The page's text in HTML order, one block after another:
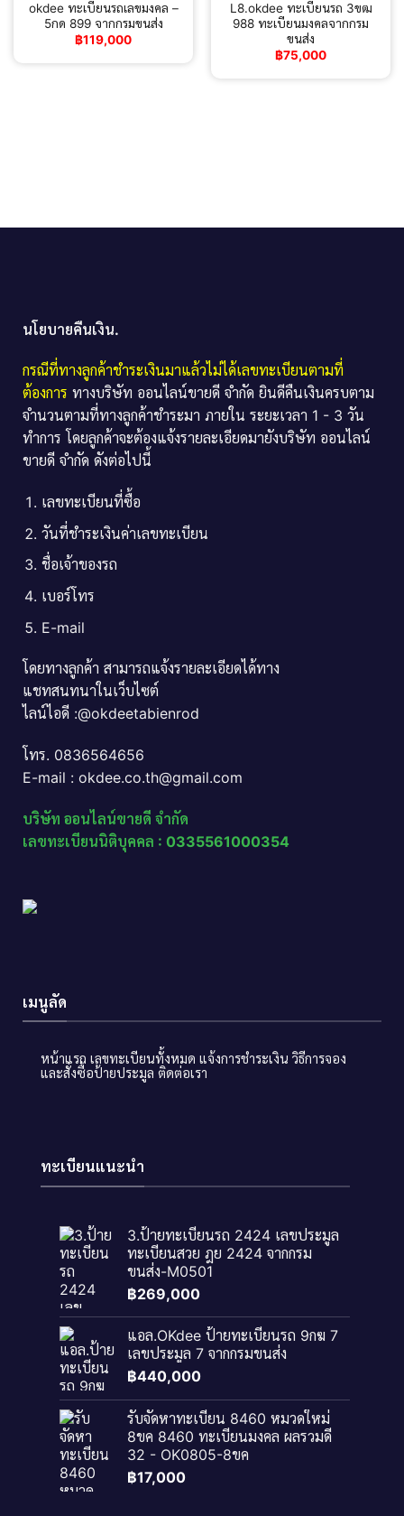
okdee ทะเบียนรถเลขมงคล –
5กด 899 จากกรมขนส่ง
฿119,000
L8.okdee ทะเบียนรถ 3ขฒ
988 ทะเบียนมงคลจากกรม
ขนส่ง
฿75,000
นโยบายคืนเงิน.
กรณีที่ทางลูกค้าชำระเงินมาแล้วไม่ได้เลขทะเบียนตามที่
ต้องการ ทางบริษัท ออนไลน์ขายดี จำกัด ยินดีคืนเงินครบตาม
จำนวนตามที่ทางลูกค้าชำระมา ภายใน ระยะเวลา 1 - 3 วัน
ทำการ โดยลูกค้าจะต้องแจ้งรายละเอียดมายังบริษัท ออนไลน์
ขายดี จำกัด ดังต่อไปนี้
เลขทะเบียนที่ซื้อ
วันที่ชำระเงินค่าเลขทะเบียน
ชื่อเจ้าของรถ
เบอร์โทร
E-mail
โดยทางลูกค้า สามารถแจ้งรายละเอียดได้ทาง
แชทสนทนาในเว็บไซต์
ไลน์ไอดี :@okdeetabienrod
โทร. 0836564656
E-mail : okdee.co.th@gmail.com
บริษัท ออนไลน์ขายดี จำกัด
เลขทะเบียนนิติบุคคล : 0335561000354
เมนูลัด
หน้าแรก เลขทะเบียนทั้งหมด แจ้งการชำระเงิน วิธีการจอง
และสั่งซื้อป้ายประมูล ติดต่อเรา
ทะเบียนแนะนำ
3.ป้ายทะเบียนรถ 2424 เลขประมูล
ทะเบียนสวย ฎย 2424 จากกรม
ขนส่ง-M0501
฿269,000
แอล.OKdee ป้ายทะเบียนรถ 9กฆ 7
เลขประมูล 7 จากกรมขนส่ง
฿440,000
รับจัดหาทะเบียน 8460 หมวดใหม่
8ขค 8460 ทะเบียนมงคล ผลรวมดี
32 - OK0805-8ขค
฿17,000